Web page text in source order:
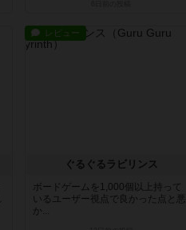
レビュー
ぐるぐるラビリンス
ボードゲームを1,000個以上持って
いるユーザー視点で良かった点と悪
か...